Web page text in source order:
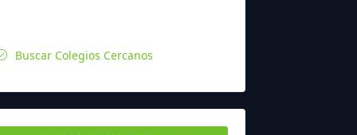
Buscar Colegios Cercanos